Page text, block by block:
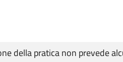
della pratica non prevede